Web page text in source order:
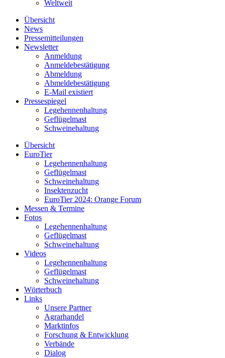
Weltweit
Übersicht
News
Pressemitteilungen
Newsletter
Anmeldung
Anmeldebestätigung
Abmeldung
Abmeldebestätigung
E-Mail existiert
Pressespiegel
Legehennenhaltung
Geflügelmast
Schweinehaltung
Übersicht
EuroTier
Legehennenhaltung
Geflügelmast
Schweinehaltung
Insektenzucht
EuroTier 2024: Orange Forum
Messen & Termine
Fotos
Legehennenhaltung
Geflügelmast
Schweinehaltung
Videos
Legehennenhaltung
Geflügelmast
Schweinehaltung
Wörterbuch
Links
Unsere Partner
Agrarhandel
Marktinfos
Forschung & Entwicklung
Verbände
Dialog